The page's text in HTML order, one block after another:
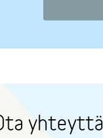
yhteyttä